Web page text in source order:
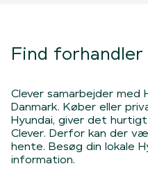
Find forhandler
Clever samarbejder med
Danmark. Køber eller
Hyundai, giver det
Clever. Derfor kan der
hente. Besøg din lokale
information.